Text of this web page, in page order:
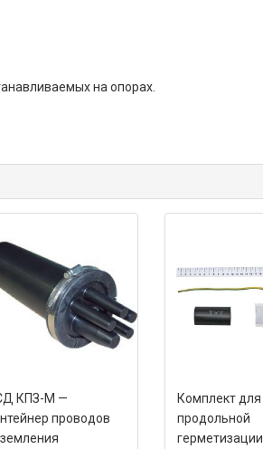
на опорах.
КПЗ-М —
проводов
Комплект для
продольной
герметизации